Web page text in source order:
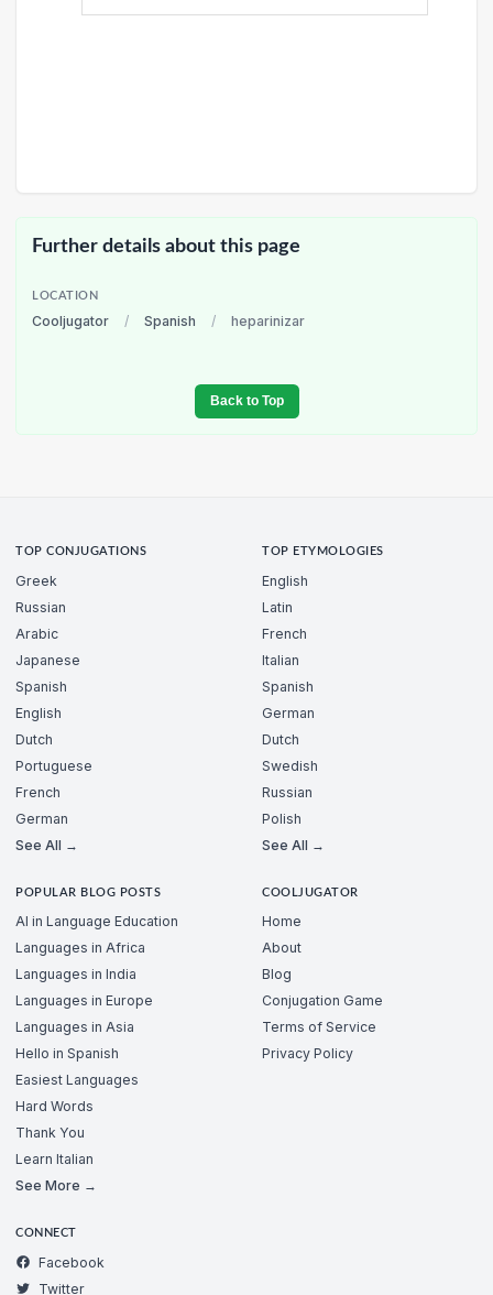
Further details about this page
LOCATION
Cooljugator / Spanish / heparinizar
Back to Top
TOP CONJUGATIONS
Greek
Russian
Arabic
Japanese
Spanish
English
Dutch
Portuguese
French
German
See All →
TOP ETYMOLOGIES
English
Latin
French
Italian
Spanish
German
Dutch
Swedish
Russian
Polish
See All →
POPULAR BLOG POSTS
AI in Language Education
Languages in Africa
Languages in India
Languages in Europe
Languages in Asia
Hello in Spanish
Easiest Languages
Hard Words
Thank You
Learn Italian
See More →
COOLJUGATOR
Home
About
Blog
Conjugation Game
Terms of Service
Privacy Policy
CONNECT
Facebook
Twitter